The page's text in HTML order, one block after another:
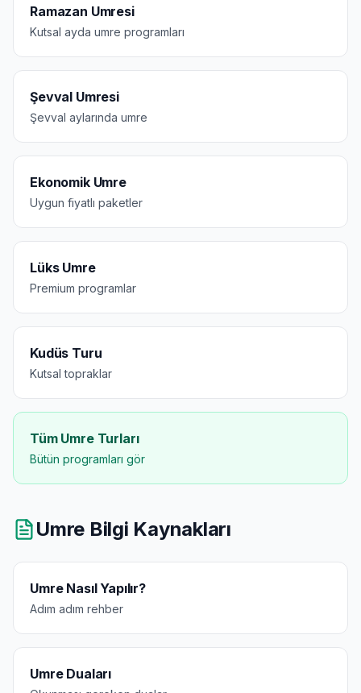
Ramazan Umresi
Kutsal ayda umre programları
Şevval Umresi
Şevval aylarında umre
Ekonomik Umre
Uygun fiyatlı paketler
Lüks Umre
Premium programlar
Kudüs Turu
Kutsal topraklar
Tüm Umre Turları
Bütün programları gör
Umre Bilgi Kaynakları
Umre Nasıl Yapılır?
Adım adım rehber
Umre Duaları